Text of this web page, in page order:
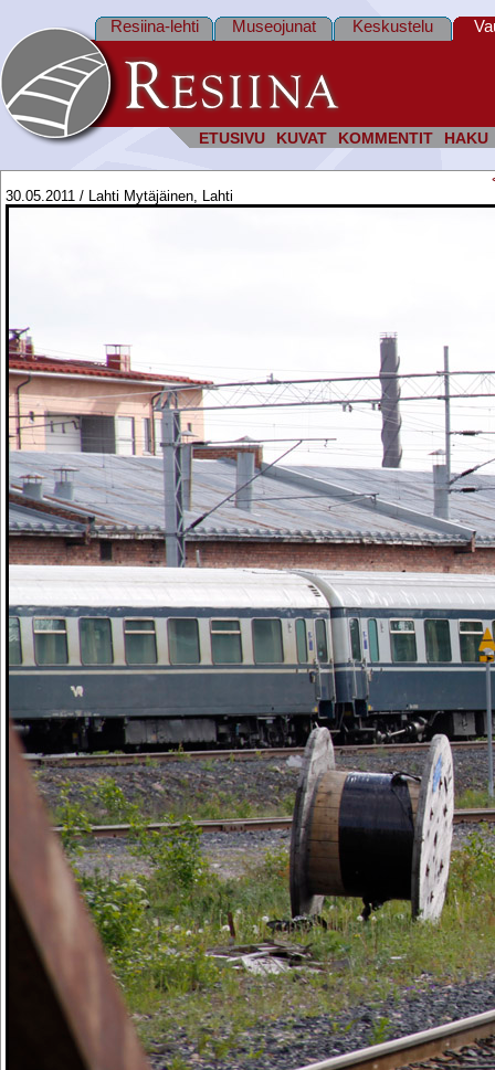
ETUSIVU KUVAT KOMMENTIT HAKU
Resiina-lehti Museojunat Keskustelu
30.05.2011 / Lahti Mytäjäinen, Lahti